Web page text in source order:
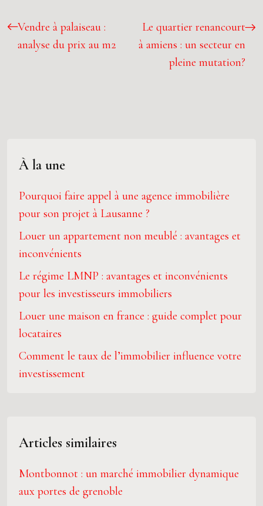
Vendre à palaiseau :
analyse du prix au m2
Le quartier renancourt
à amiens : un secteur en
pleine mutation?
À la une
Pourquoi faire appel à une agence immobilière
pour son projet à Lausanne ?
Louer un appartement non meublé : avantages et
inconvénients
Le régime LMNP : avantages et inconvénients
pour les investisseurs immobiliers
Louer une maison en france : guide complet pour
locataires
Comment le taux de l’immobilier influence votre
investissement
Articles similaires
Montbonnot : un marché immobilier dynamique
aux portes de grenoble